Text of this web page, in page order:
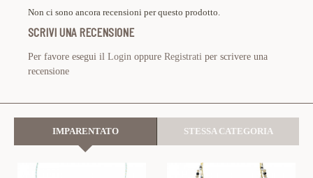
Non ci sono ancora recensioni per questo prodotto.
SCRIVI UNA RECENSIONE
Per favore esegui il Login oppure Registrati per scrivere una
recensione
IMPARENTATO STESSA CATEGORIA